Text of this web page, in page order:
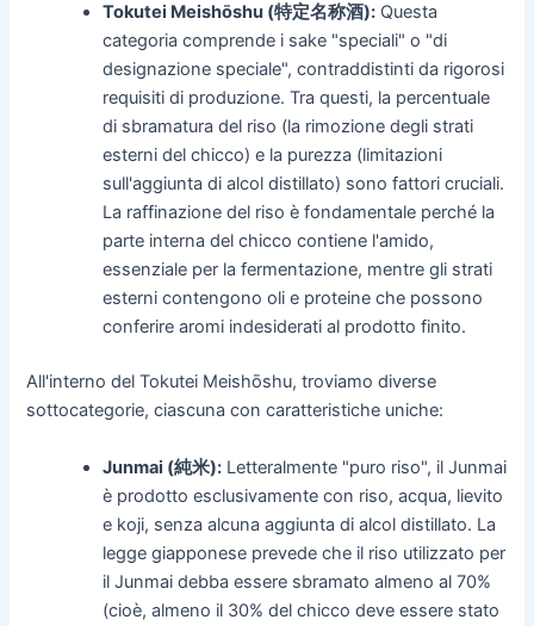
Tokutei Meishōshu (特定名称酒): Questa
categoria comprende i sake "speciali" o "di
designazione speciale", contraddistinti da rigorosi
requisiti di produzione. Tra questi, la percentuale
di sbramatura del riso (la rimozione degli strati
esterni del chicco) e la purezza (limitazioni
sull'aggiunta di alcol distillato) sono fattori cruciali.
La raffinazione del riso è fondamentale perché la
parte interna del chicco contiene l'amido,
essenziale per la fermentazione, mentre gli strati
esterni contengono oli e proteine che possono
conferire aromi indesiderati al prodotto finito.
All'interno del Tokutei Meishōshu, troviamo diverse
sottocategorie, ciascuna con caratteristiche uniche:
Junmai (純米): Letteralmente "puro riso", il Junmai
è prodotto esclusivamente con riso, acqua, lievito
e koji, senza alcuna aggiunta di alcol distillato. La
legge giapponese prevede che il riso utilizzato per
il Junmai debba essere sbramato almeno al 70%
(cioè, almeno il 30% del chicco deve essere stato